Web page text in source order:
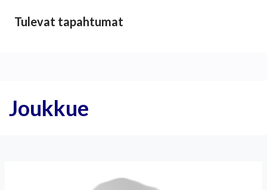
Tulevat tapahtumat
Joukkue